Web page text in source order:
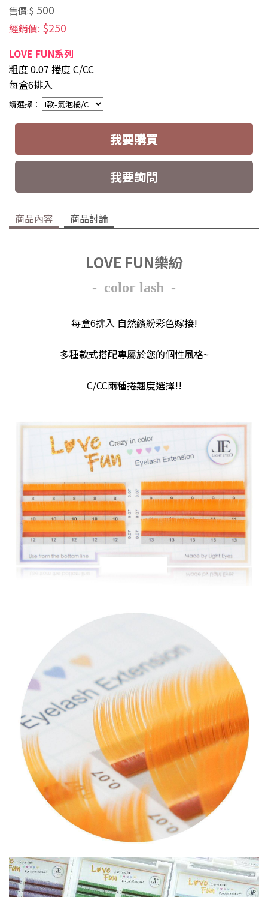
售價:$ 500
經銷價: $250
LOVE FUN系列
粗度 0.07 捲度 C/CC
每盒6排入
請選擇：
我要購買
我要詢問
商品內容 商品討論
LOVE FUN樂紛
- color lash -
每盒6排入 自然繽紛彩色嫁接!
多種款式搭配專屬於您的個性風格~
C/CC兩種捲翹度選擇!!